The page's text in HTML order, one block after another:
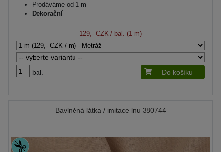
Prodáváme od 1 m
Dekorační
129,- CZK / bal. (1 m)
bal. Do košíku
Bavlněná látka / imitace lnu 380744